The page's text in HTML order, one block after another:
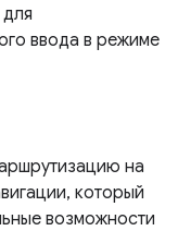
ввода в режиме
на
который
возможности